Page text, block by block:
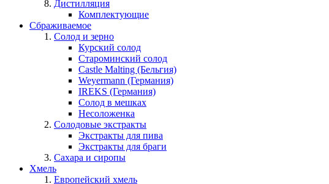
Дистилляция
Комплектующие
Сбраживаемое
Солод и зерно
Курский солод
Староминский солод
Castle Malting (Бельгия)
Weyermann (Германия)
IREKS (Германия)
Солод в мешках
Несоложенка
Солодовые экстракты
Экстракты для пива
Экстракты для браги
Сахара и сиропы
Хмель
Европейский хмель